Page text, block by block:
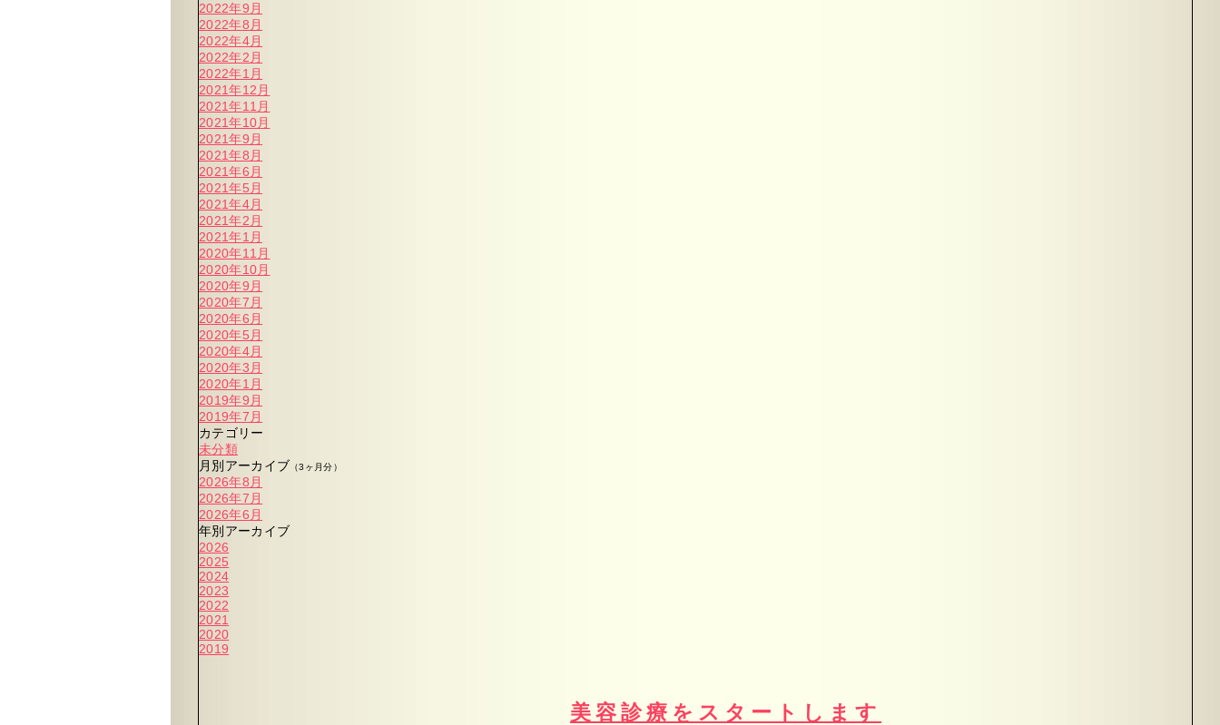
2022年9月
2022年8月
2022年4月
2022年2月
2022年1月
2021年12月
2021年11月
2021年10月
2021年9月
2021年8月
2021年6月
2021年5月
2021年4月
2021年2月
2021年1月
2020年11月
2020年10月
2020年9月
2020年7月
2020年6月
2020年5月
2020年4月
2020年3月
2020年1月
2019年9月
2019年7月
カテゴリー
未分類
月別アーカイブ （3ヶ月分）
2026年8月
2026年7月
2026年6月
年別アーカイブ
2026
2025
2024
2023
2022
2021
2020
2019
美容診療をスタートします